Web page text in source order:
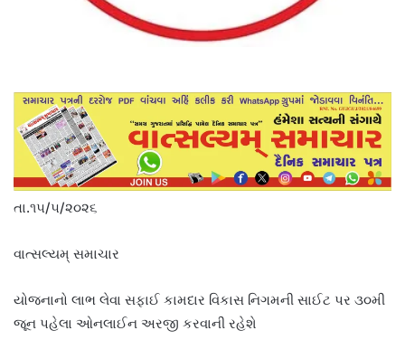
તા.૧૫/૫/૨૦૨૬
વાત્સલ્યમ્ સમાચાર
યોજનાનો લાભ લેવા સફાઈ કામદાર વિકાસ નિગમની સાઈટ પર ૩૦મી
જૂન પહેલા ઓનલાઈન અરજી કરવાની રહેશે